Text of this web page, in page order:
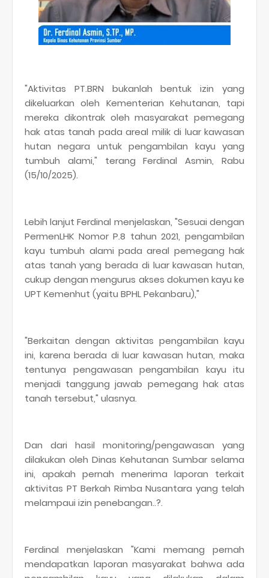
"Aktivitas PT.BRN bukanlah bentuk izin yang
dikeluarkan oleh Kementerian Kehutanan, tapi
mereka dikontrak oleh masyarakat pemegang
hak atas tanah pada areal milik di luar kawasan
hutan negara untuk pengambilan kayu yang
tumbuh alami," terang Ferdinal Asmin, Rabu
(15/10/2025).
Lebih lanjut Ferdinal menjelaskan, "Sesuai dengan
PermenLHK Nomor P.8 tahun 2021, pengambilan
kayu tumbuh alami pada areal pemegang hak
atas tanah yang berada di luar kawasan hutan,
cukup dengan mengurus akses dokumen kayu ke
UPT Kemenhut (yaitu BPHL Pekanbaru),"
"Berkaitan dengan aktivitas pengambilan kayu
ini, karena berada di luar kawasan hutan, maka
tentunya pengawasan pengambilan kayu itu
menjadi tanggung jawab pemegang hak atas
tanah tersebut," ulasnya.
Dan dari hasil monitoring/pengawasan yang
dilakukan oleh Dinas Kehutanan Sumbar selama
ini, apakah pernah menerima laporan terkait
aktivitas PT Berkah Rimba Nusantara yang telah
melampaui izin penebangan..?.
Ferdinal menjelaskan "Kami memang pernah
mendapatkan laporan masyarakat bahwa ada